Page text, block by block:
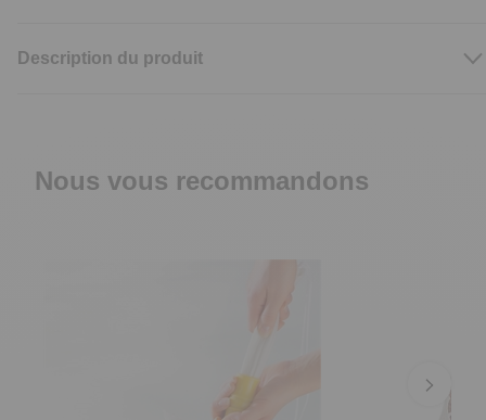
Description du produit
Nous vous recommandons